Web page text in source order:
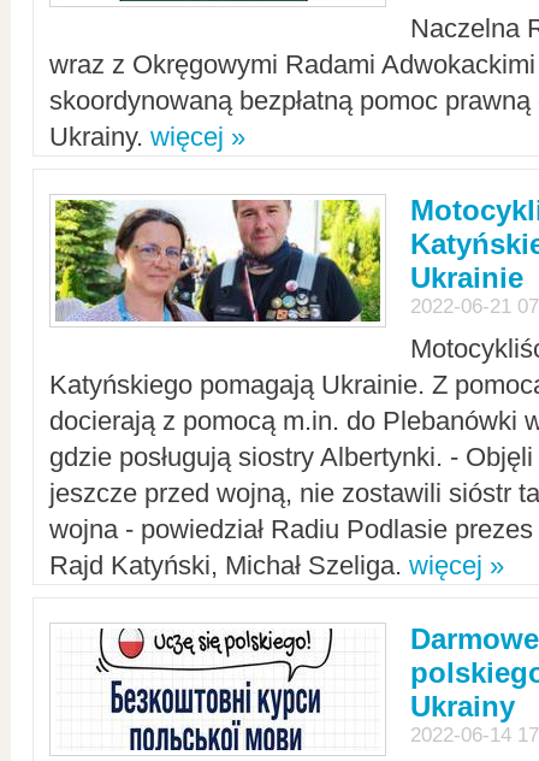
Naczelna
wraz z Okręgowymi Radami Adwokackimi
skoordynowaną bezpłatną pomoc
Ukrainy. więcej »
Ukrainie
2022-06-21
Katyńskiego pomagają Ukrainie. Z
docierają z pomocą m.in. do Plebanówki
gdzie posługują siostry Albertynki. -
jeszcze przed wojną, nie zostawili sióstr
wojna - powiedział Radiu Podlasie
Rajd Katyński, Michał Szeliga. więcej »
Ukrainy
2022-06-14